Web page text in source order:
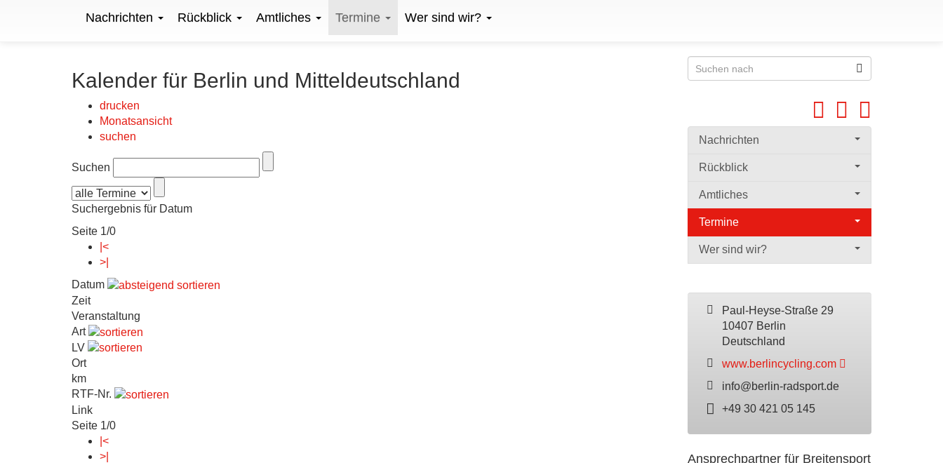
Nachrichten Rückblick Amtliches Termine Wer sind wir?
Kalender für Berlin und Mitteldeutschland
drucken
Monatsansicht
suchen
Suchen
Suchergebnis für Datum
Seite 1/0
|<
>|
Datum
Zeit
Veranstaltung
Art
LV
Ort
km
RTF-Nr.
Link
Seite 1/0
|<
>|
Nachrichten
Rückblick
Amtliches
Termine
Wer sind wir?
Paul-Heyse-Straße 29
10407 Berlin
Deutschland
www.berlincycling.com
info@berlin-radsport.de
+49 30 421 05 145
Ansprechpartner für Breitensport